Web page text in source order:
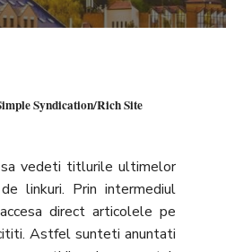
Syndication/Rich Site
vedeti titlurile ultimelor
linkuri. Prin intermediul
direct articolele pe
Astfel sunteti anuntati